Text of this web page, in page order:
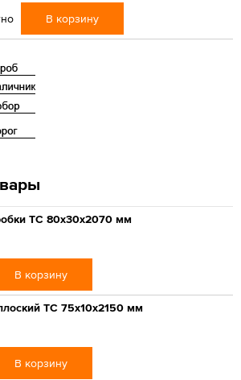
В корзину
ТС 80х30х2070 мм
В корзину
ТС 75х10х2150 мм
В корзину